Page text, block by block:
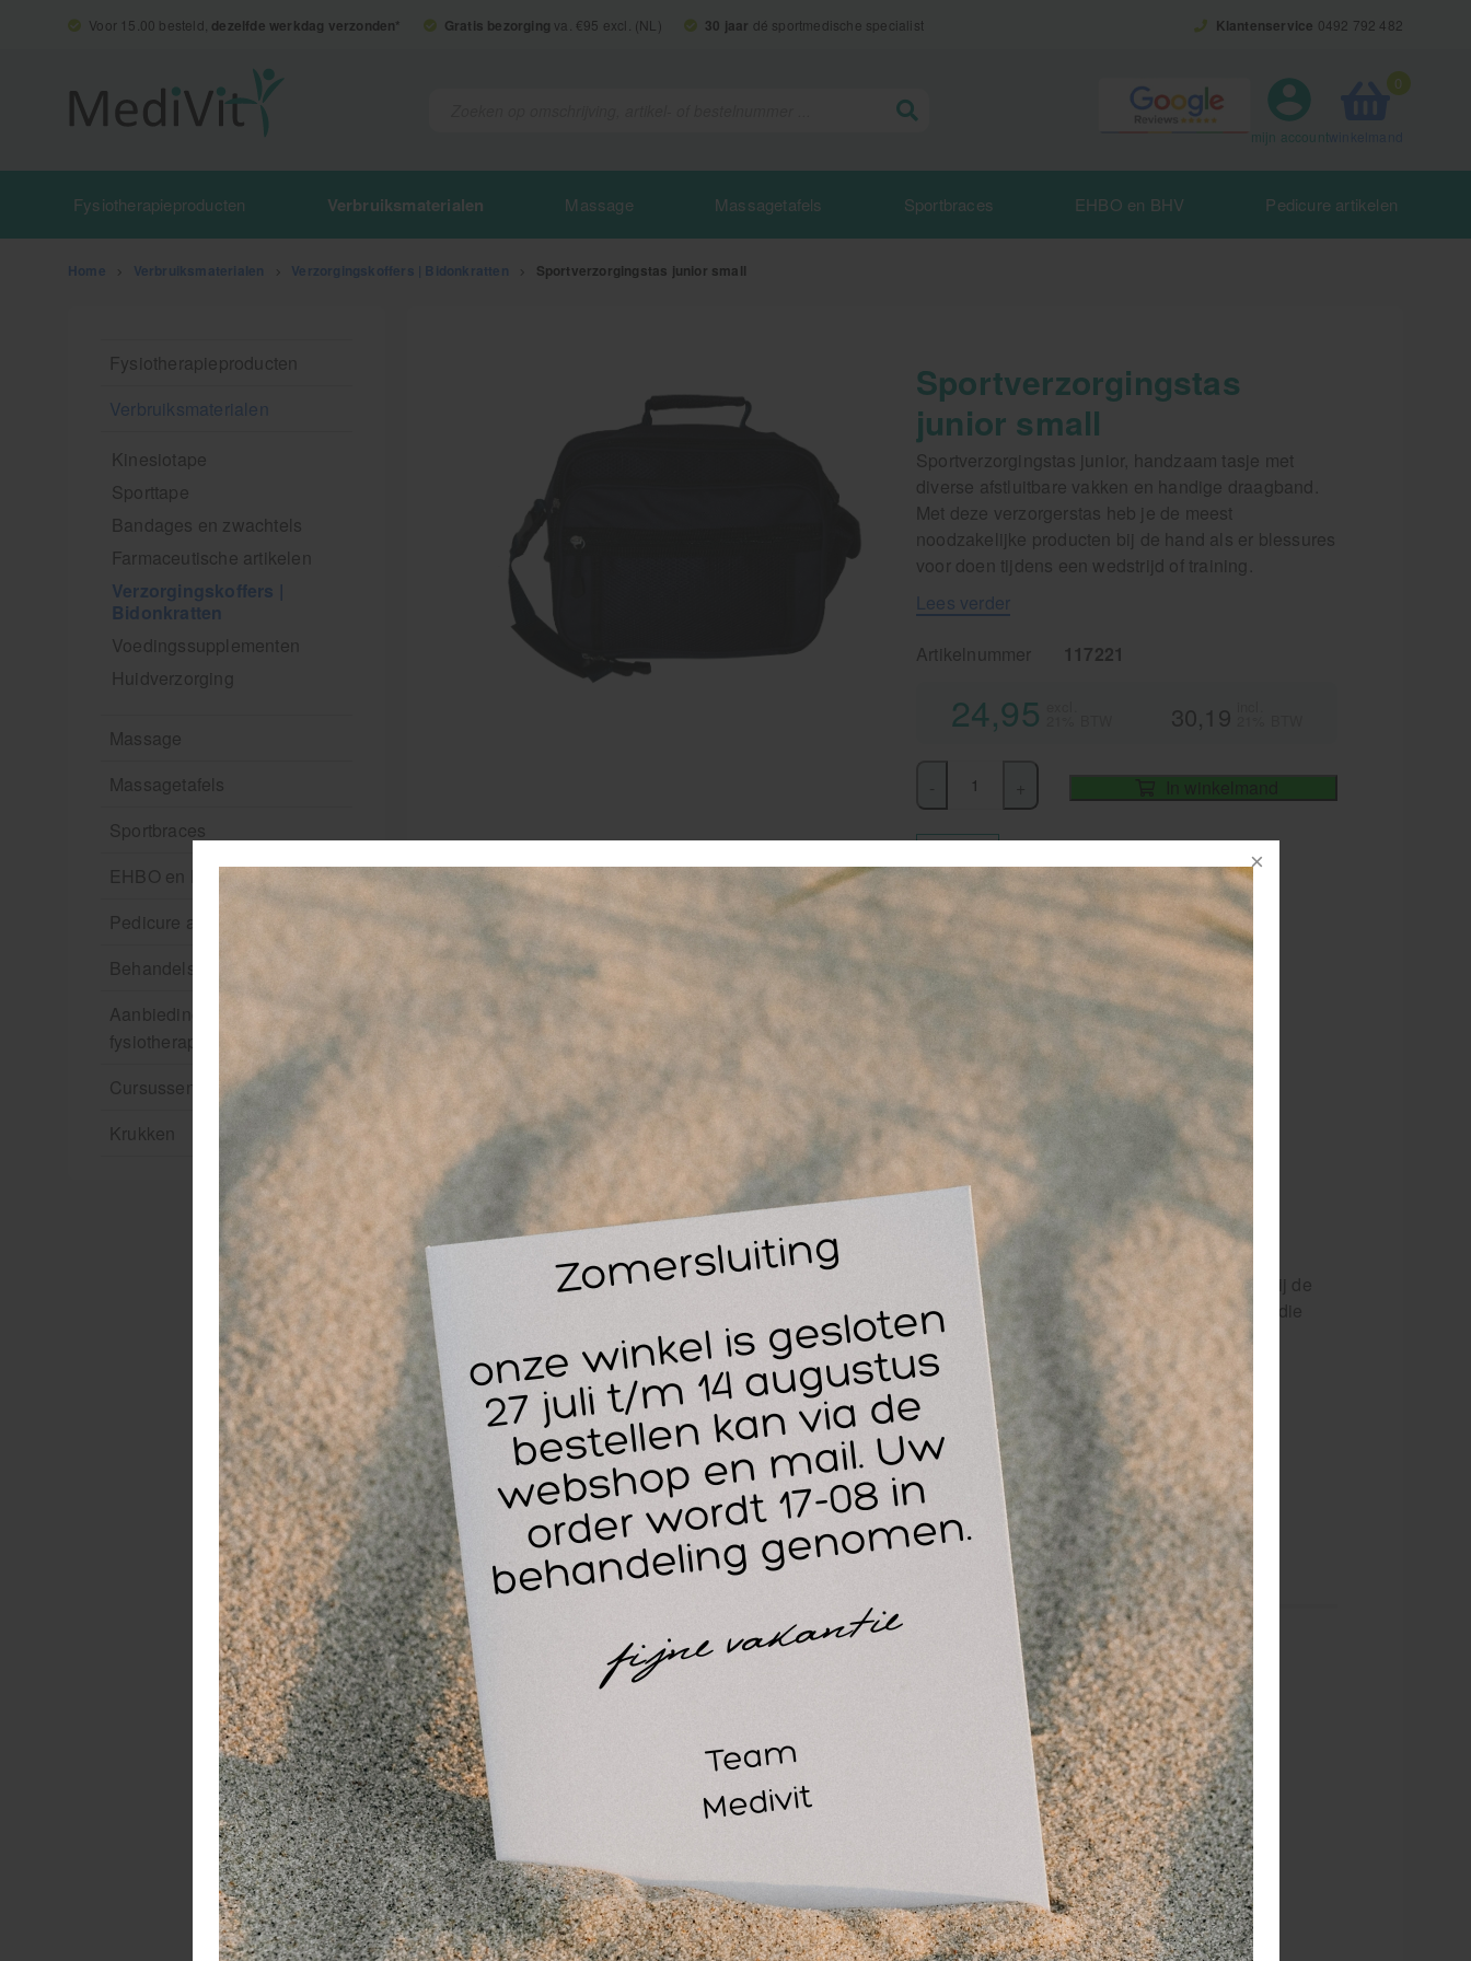
Voor 15.00 besteld, dezelfde werkdag verzonden* Gratis bezorging va. €95 excl. (NL) 30 jaar dé sportmedische specialist Klantenservice 0492 792 482
0
mijn account
Fysiotherapieproducten Verbruiksmaterialen Massage Massagetafels Sportbraces EHBO en BHV Pedicure artikelen
Home Verbruiksmaterialen Verzorgingskoffers | Bidonkratten Sportverzorgingstas junior small
Fysiotherapieproducten
Verbruiksmaterialen
Kinesiotape
Sporttape
Bandages en zwachtels
Farmaceutische artikelen
Verzorgingskoffers |
Bidonkratten
Voedingssupplementen
Huidverzorging
Massage
Massagetafels
Sportbraces
EHBO en BHV
Pedicure artikelen
Behandelstoel elektrisch
Aanbiedingen groothandel
fysiotherapie en massage
Cursussen
Krukken
Sportverzorgingstas
junior small
Sportverzorgingstas junior, handzaam tasje met
diverse afstluitbare vakken en handige draagband.
Met deze verzorgerstas heb je de meest
noodzakelijke producten bij de hand als er blessures
voor doen tijdens een wedstrijd of training.
Lees verder
Artikelnummer 117221
24,95 30,19
In winkelmand
favoriet
voor 15.00 besteld
dezelfde werkdag
verzonden!
GRATIS
bezorging va. €95,- excl. btw
retourgarantie
dé paramedisch specialist
Ben je op zoek naar een makkelijke en niet te grote tas voor sportverzorgingsartikelen? Dan is de
Sportverzorgingstas junior iets voor jou.
Met deze handzame nylon tas ben je goed voorbereid als zich een blessure voor doet op het veld of bij de
training. Je kunt makkelijk je coldspray, kinesiotape, sporttape en andere producten meenemen. Voor die
momenten dat je snel in aktie moet komen op het veld een ideale verzorgingstas.
Als je een uitgebreider assortiment wenst mee te nemen dan hebben we voldoende andere
sportverzorgingstassen in ons assortiment.
Afmeting Sportverzorgingstas junior: 30 x 9 x 24 cm
Deze tas heeft een groot vak en een iets kleiner voorvak.
Aan de zijkant zit een klein vakje voor bijvoorbeeld paracetamol of een thermometer.
De Sportverzorgingstas junior small wordt leeg geleverd.
Wellicht ook interessant